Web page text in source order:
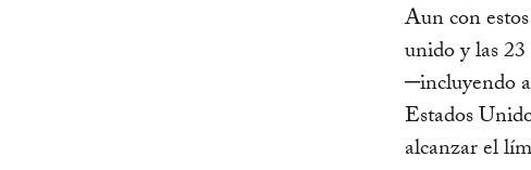
Aun con
unido y las
─incluyendo
Estados
alcanzar el